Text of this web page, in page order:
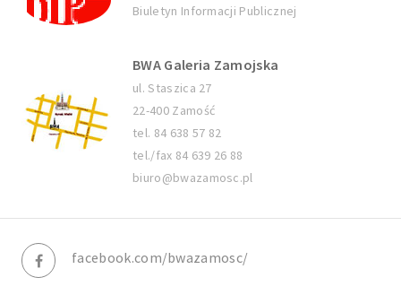
Biuletyn Informacji Publicznej
BWA Galeria Zamojska
ul. Staszica 27
22-400 Zamość
tel. 84 638 57 82
tel./fax 84 639 26 88
biuro@bwazamosc.pl
facebook.com/bwazamosc/